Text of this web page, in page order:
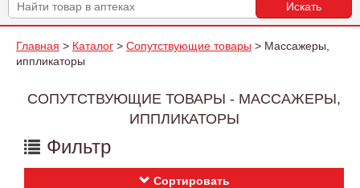
Главная > Каталог > Сопутствующие товары > Массажеры,
иппликаторы
СОПУТСТВУЮЩИЕ ТОВАРЫ - МАССАЖЕРЫ,
ИППЛИКАТОРЫ
Фильтр
Сортировать